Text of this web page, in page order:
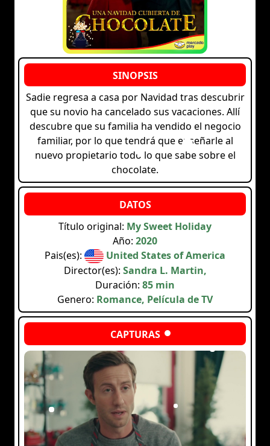
Sadie regresa a casa por Navidad tras descubrir
que su novio ha cancelado sus vacaciones. Allí
descubre que su familia ha vendido el negocio
familiar, por lo que tendrá que enseñarle al
nuevo propietario todo lo que sabe sobre el
chocolate.
Título original: My Sweet Holiday
Año: 2020
Pais(es):
United States of America
Director(es): Sandra L. Martin,
Duración: 85 min
Genero: Romance, Película de TV